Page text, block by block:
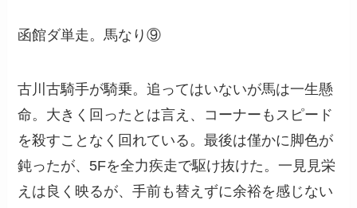
函館ダ単走。馬なり⑨
古川古騎手が騎乗。追ってはいないが馬は一生懸
命。大きく回ったとは言え、コーナーもスピード
を殺すことなく回れている。最後は僅かに脚色が
鈍ったが、5Fを全力疾走で駆け抜けた。一見見栄
えは良く映るが、手前も替えずに余裕を感じない